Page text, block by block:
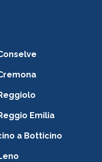
Emilia
a Botticino